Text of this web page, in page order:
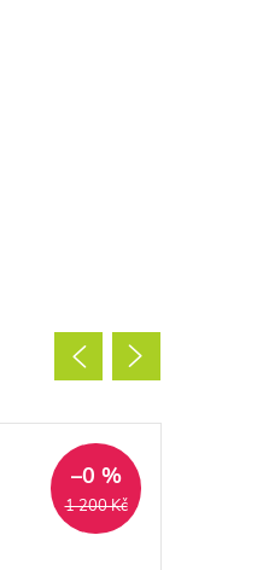
1 200 Kč
–0 %